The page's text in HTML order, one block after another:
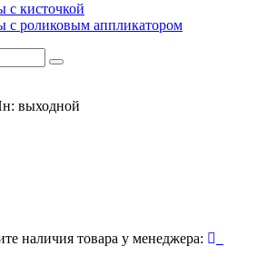
с кисточкой
с роликовым аппликатором
выходной
наличия товара у менеджера: